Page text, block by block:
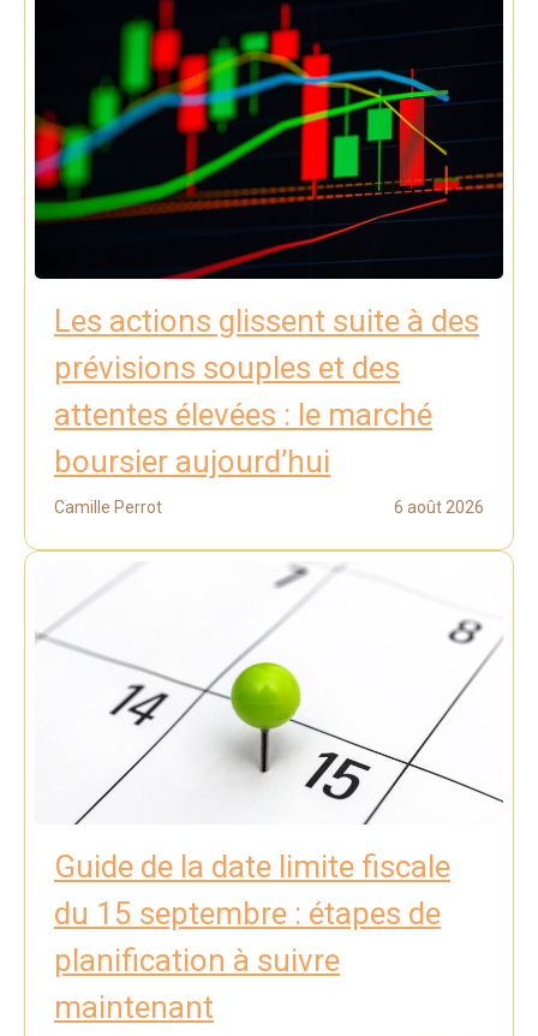
Les actions glissent suite à des
prévisions souples et des
attentes élevées : le marché
boursier aujourd’hui
Camille Perrot 6 août 2026
Guide de la date limite fiscale
du 15 septembre : étapes de
planification à suivre
maintenant